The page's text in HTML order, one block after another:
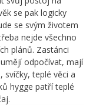
se pak logicky
se svým životem
nejde všechno
plánů. Zastánci
odpočívat, mají
teplé věci a
hygge patří teplé